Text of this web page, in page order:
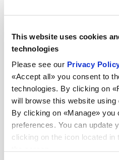
This website uses cookies
technologies
Please see our Privacy
«Accept all» you consent to
technologies. By clicking on
will browse this website
By clicking on «Manage» you
preferences. You can update
clicking on the icon located in